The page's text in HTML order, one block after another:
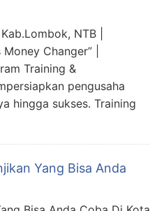
NTB |
Changer” |
Training &
pengusaha
hingga sukses. Training
Yang Bisa Anda